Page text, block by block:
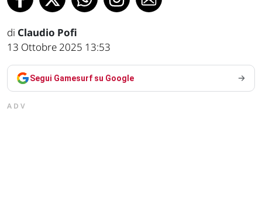
di Claudio Pofi
13 Ottobre 2025 13:53
Segui Gamesurf su Google
ADV